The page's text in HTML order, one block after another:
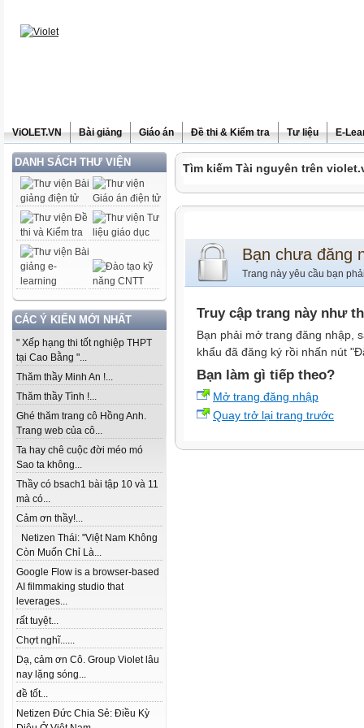
ViOLET.VN Bài giảng Giáo án Đề thi & Kiểm tra Tư liệu E-
DANH SÁCH THƯ VIỆN
CÁC Ý KIẾN MỚI NHẤT
" Xếp hạng thi tốt nghiệp THPT
tại Cao Bằng "...
Thăm thầy Minh An !...
Thăm thầy Tình !...
Ghé thăm trang cô Hồng Anh.
Trang web của cô...
Ta hay chê cuộc đời méo mó
Sao ta không...
Thầy có bsach1 bài tập 10 và 11
mà có...
Cảm ơn thầy!...
Netizen Thái: "Việt Nam Không
Còn Muốn Chỉ Là...
Google Flow is a browser-based
AI filmmaking studio that
leverages...
rất tuyệt...
Chợt nghĩ......
Dạ, cảm ơn Cô. Group Violet lâu
nay lặng sóng...
đề tốt...
Netizen Đức Chia Sẻ: Điều Kỳ
Tìm kiếm Tài nguyên trên
Bạn chưa đăng
Trang này yêu cầu bạn
Truy cập trang này như
Bạn phải mở trang đăng nhập,
khẩu đã đăng ký rồi nhấn nút
Bạn làm gì tiếp theo?
Mở trang đăng nhập
Quay trở lại trang trước